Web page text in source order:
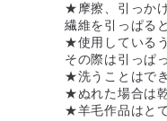
★摩擦、引っか
繊維を引っぱる
★使用している
その際は引っぱ
★洗うことはでき
★ぬれた場合は
★羊毛作品はと